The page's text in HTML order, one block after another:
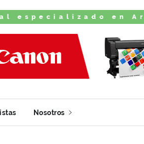
especializado en
Nosotros